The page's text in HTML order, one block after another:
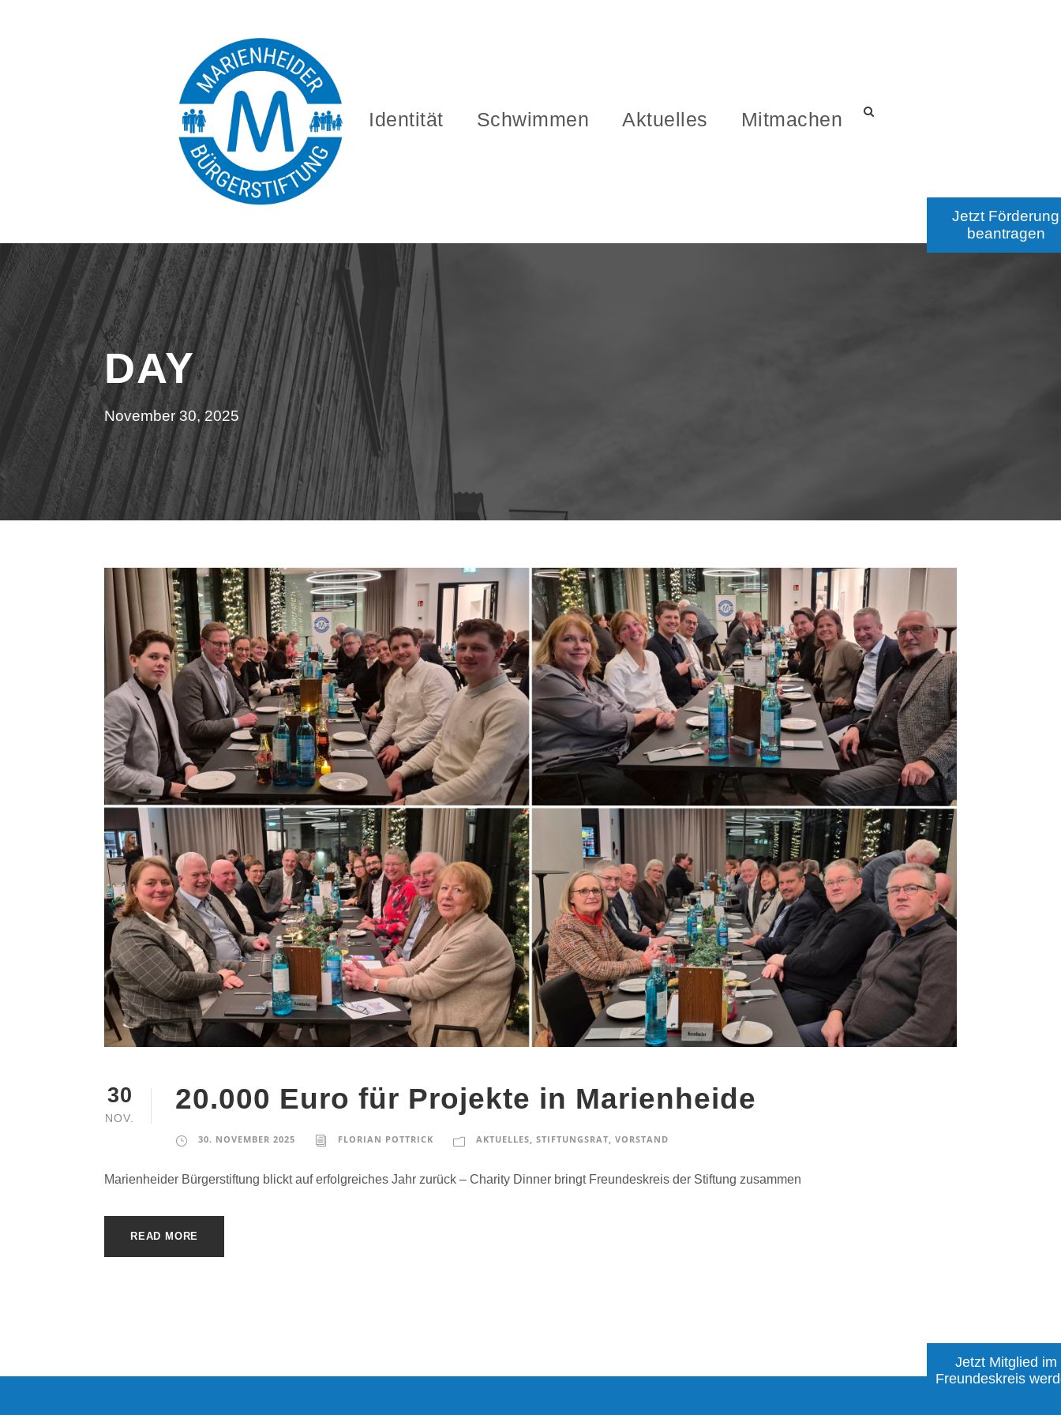
Identität Schwimmen Aktuelles Mitmachen
DAY
November 30, 2025
30
NOV.
20.000 Euro für Projekte in Marienheide
30. NOVEMBER 2025 FLORIAN POTTRICK AKTUELLES, STIFTUNGSRAT, VORSTAND
Marienheider Bürgerstiftung blickt auf erfolgreiches Jahr zurück – Charity Dinner bringt Freundeskreis der Stiftung zusammen
READ MORE
Jetzt Förderung
beantragen
Jetzt Mitglied im
Freundeskreis